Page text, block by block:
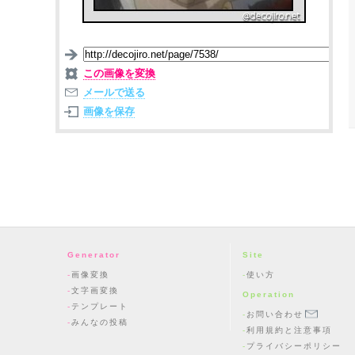
この画像を変換
メールで送る
画像を保存
Generator
画像変換
文字画変換
テンプレート
みんなの投稿
Site
使い方
Operation
お問い合わせ
利用規約と注意事項
プライバシーポリシー